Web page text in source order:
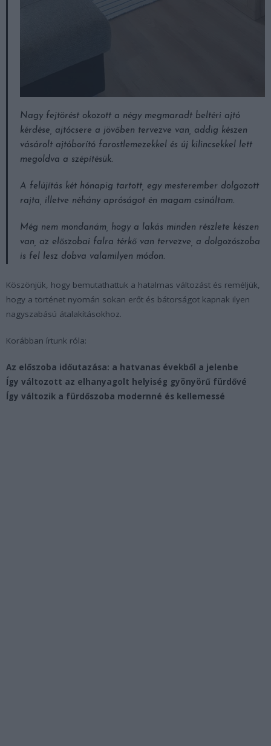
Nagy fejtörést okozott a négy megmaradt beltéri ajtó
kérdése, ajtócsere a jövőben tervezve van, addig készen
vásárolt ajtóborító farostlemezekkel és új kilincsekkel lett
megoldva a szépítésük.
A felújítás két hónapig tartott, egy mesterember dolgozott
rajta, illetve néhány apróságot én magam csináltam.
Még nem mondanám, hogy a lakás minden részlete készen
van, az előszobai falra térkő van tervezve, a dolgozószoba
is fel lesz dobva valamilyen módon.
Köszönjük, hogy bemutathattuk a hatalmas változást és reméljük,
hogy a történet nyomán sokan erőt és bátorságot kapnak ilyen
nagyszabású átalakításokhoz.
Korábban írtunk róla:
Az előszoba időutazása: a hatvanas évekből a jelenbe
Így változott az elhanyagolt helyiség gyönyörű fürdővé
Így változik a fürdőszoba modernné és kellemessé